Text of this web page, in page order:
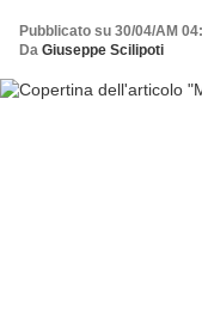
Pubblicato su 30/04/AM
Da Giuseppe Scilipoti